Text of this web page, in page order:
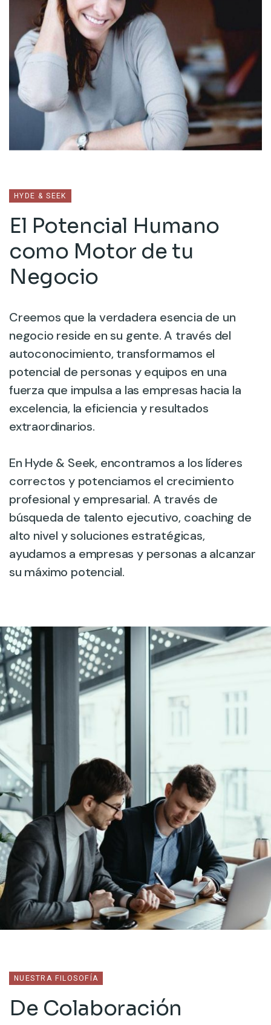
HYDE & SEEK
El Potencial Humano
como Motor de tu
Negocio
Creemos que la verdadera esencia de un
negocio reside en su gente. A través del
autoconocimiento, transformamos el
potencial de personas y equipos en una
fuerza que impulsa a las empresas hacia la
excelencia, la eficiencia y resultados
extraordinarios.
En Hyde & Seek, encontramos a los líderes
correctos y potenciamos el crecimiento
profesional y empresarial. A través de
búsqueda de talento ejecutivo, coaching de
alto nivel y soluciones estratégicas,
ayudamos a empresas y personas a alcanzar
su máximo potencial.
NUESTRA FILOSOFÍA
De Colaboración